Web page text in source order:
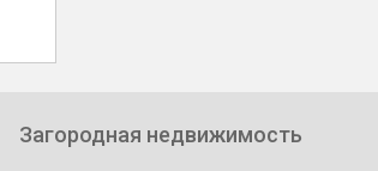
Загородная недвижимость